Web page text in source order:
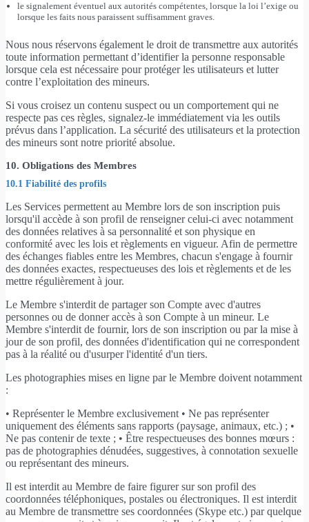
le signalement éventuel aux autorités compétentes, lorsque la loi l’exige ou
lorsque les faits nous paraissent suffisamment graves.
Nous nous réservons également le droit de transmettre aux autorités
toute information permettant d’identifier la personne responsable
lorsque cela est nécessaire pour protéger les utilisateurs et lutter
contre l’exploitation des mineurs.
Si vous croisez un contenu suspect ou un comportement qui ne
respecte pas ces règles, signalez-le immédiatement via les outils
prévus dans l’application. La sécurité des utilisateurs et la protection
des mineurs sont notre priorité absolue.
10. Obligations des Membres
10.1 Fiabilité des profils
Les Services permettent au Membre lors de son inscription puis
lorsqu'il accède à son profil de renseigner celui-ci avec notamment
des données relatives à sa personnalité et son physique en
conformité avec les lois et règlements en vigueur. Afin de permettre
des échanges fiables entre les Membres, chacun s'engage à fournir
des données exactes, respectueuses des lois et règlements et de les
mettre régulièrement à jour.
Le Membre s'interdit de partager son Compte avec d'autres
personnes ou de donner accès à son Compte à un mineur. Le
Membre s'interdit de fournir, lors de son inscription ou par la mise à
jour de son profil, des données d'identification qui ne correspondent
pas à la réalité ou d'usurper l'identité d'un tiers.
Les photographies mises en ligne par le Membre doivent notamment
:
• Représenter le Membre exclusivement • Ne pas représenter
uniquement des éléments sans rapports (paysage, animaux, etc.) ; •
Ne pas contenir de texte ; • Être respectueuses des bonnes mœurs :
pas de photographies dénudées, suggestives, à connotation sexuelle
ou représentant des mineurs.
Il est interdit au Membre de faire figurer sur son profil des
coordonnées téléphoniques, postales ou électroniques. Il est interdit
au Membre de transmettre ses coordonnées (Skype etc.) par quelque